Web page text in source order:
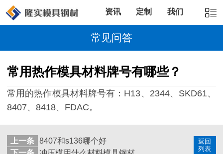
资讯 定制 我们
常见问答
常用热作模具材料牌号有哪些？
常用的热作模具材料牌号有：H13、2344、SKD61、
8407、8418、FDAC。
返回
列表
上一条 8407和s136哪个好